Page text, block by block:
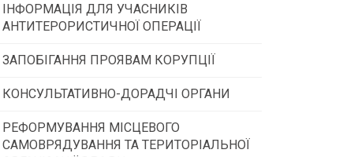
Конкурс проектів та програм місцевого
самоврядування
суспільства
Програми/конкурси МТД
ІНФОРМАЦІЯ ДЛЯ УЧАСНИКІВ
АНТИТЕРОРИСТИЧНОЇ ОПЕРАЦІЇ
ЗАПОБІГАННЯ ПРОЯВАМ КОРУПЦІЇ
КОНСУЛЬТАТИВНО-ДОРАДЧІ ОРГАНИ
Консультативна рада
РЕФОРМУВАННЯ МІСЦЕВОГО
САМОВРЯДУВАННЯ ТА ТЕРИТОРІАЛЬНОЇ